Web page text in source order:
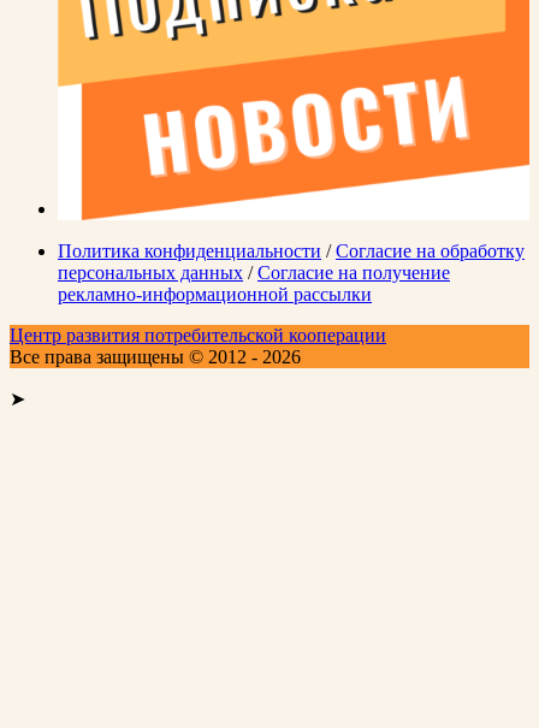
Политика конфиденциальности /Согласие на обработку
персональных данных /Согласие на получение
рекламно-информационной рассылки
Центр развития потребительской кооперации
Все права защищены © 2012 - 2026
➤